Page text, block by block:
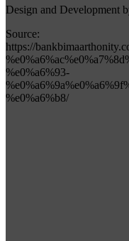
Design and Development
Source:
https://
%e0%a6%93-
%e0%a6%b8/